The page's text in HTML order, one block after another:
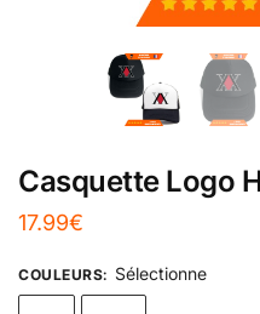
Casquette Logo
17.99€
COULEURS: Sélectionne